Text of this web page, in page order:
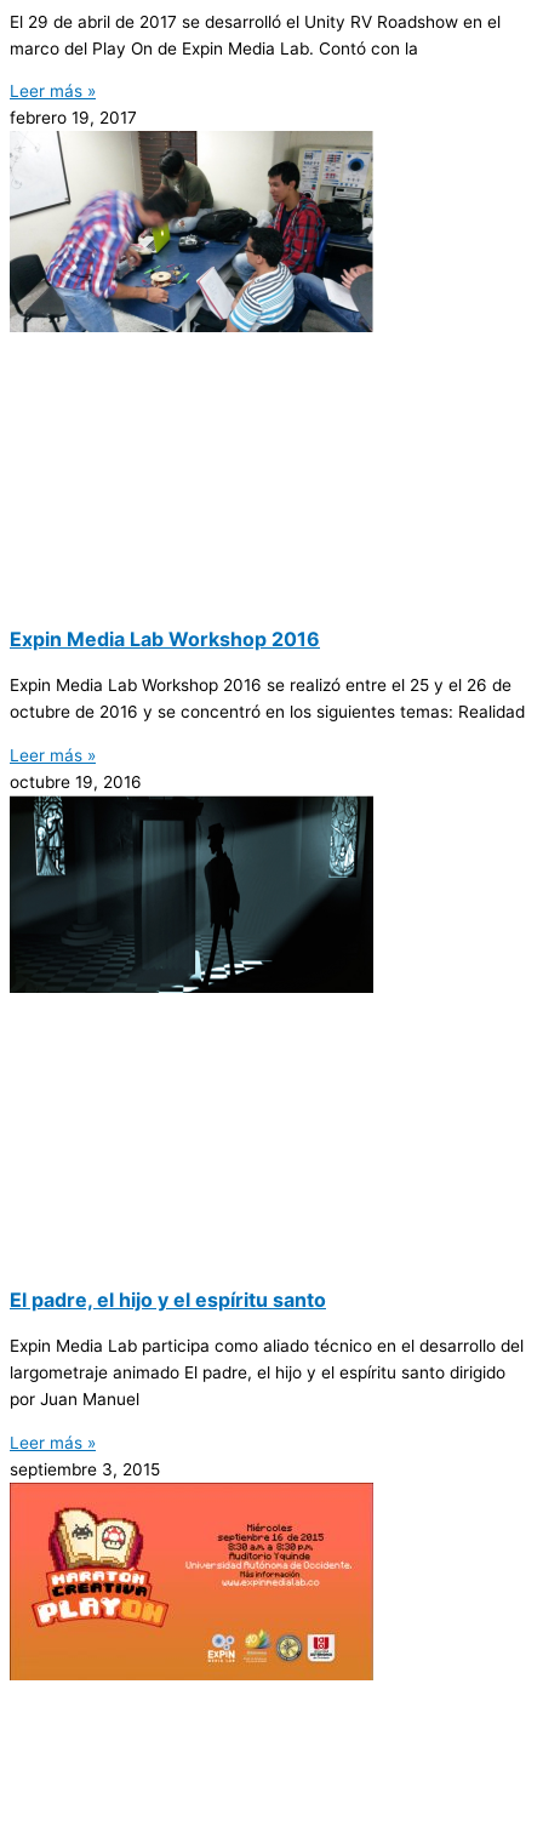
El 29 de abril de 2017 se desarrolló el Unity RV Roadshow en el
marco del Play On de Expin Media Lab. Contó con la
Leer más »
febrero 19, 2017
Expin Media Lab Workshop 2016
Expin Media Lab Workshop 2016 se realizó entre el 25 y el 26 de
octubre de 2016 y se concentró en los siguientes temas: Realidad
Leer más »
octubre 19, 2016
El padre, el hijo y el espíritu santo
Expin Media Lab participa como aliado técnico en el desarrollo del
largometraje animado El padre, el hijo y el espíritu santo dirigido
por Juan Manuel
Leer más »
septiembre 3, 2015